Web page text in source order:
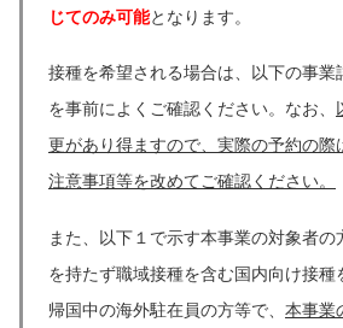
じてのみ可能となります。
接種を希望される場合は、以下の事業
を事前によくご確認ください。なお、
更があり得ますので、実際の予約の際
注意事項等を改めてご確認ください。
また、以下１で示す本事業の対象者
を持たず職域接種を含む国内向け接種
帰国中の海外駐在員の方等で、 本事業